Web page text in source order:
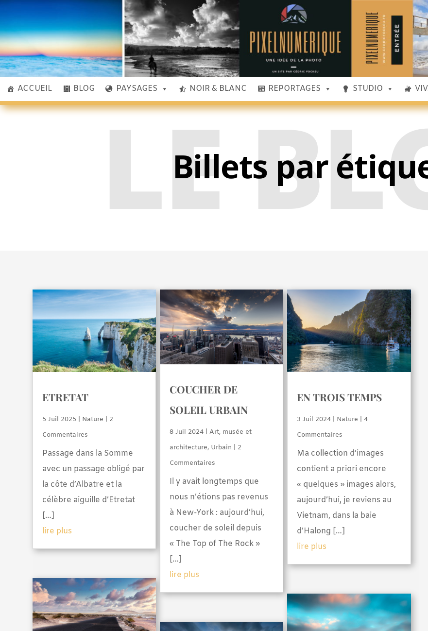
ACCUEIL BLOG PAYSAGES NOIR & BLANC REPORTAGES STUDIO
LEBillets par
ETRETAT
5 Juil 2025 Nature | 2
Commentaires
Passage dans la Somme
avec un passage obligé par
la côte d’Albatre et la
célèbre aiguille d’Etretat
[…]
lire plus
COUCHER DE
SOLEIL URBAIN
8 Juil 2024 |Art, musée et
architecture, Urbain | 2
Commentaires
Il y avait longtemps que
nous n’étions pas revenus
à New-York : aujourd’hui,
coucher de soleil depuis
« The Top of The Rock »
[…]
lire plus
EN TROIS TEMPS
3 Juil 2024 Nature | 4
Commentaires
Ma collection d’images
contient a priori encore
« quelques » images alors,
aujourd’hui, je reviens au
Vietnam, dans la baie
d’Halong […]
lire plus